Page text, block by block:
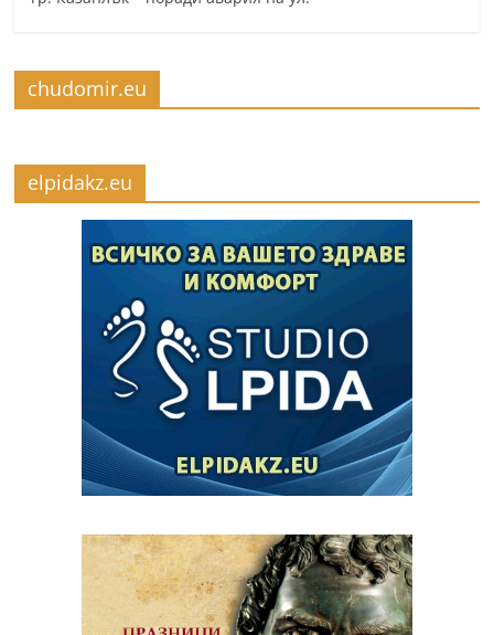
chudomir.eu
elpidakz.eu